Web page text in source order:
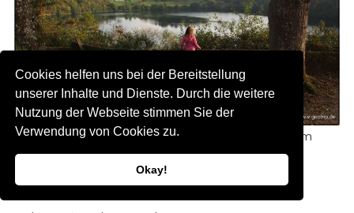
Cookies helfen uns bei der Bereitstellung
unserer Inhalte und Dienste. Durch die weitere
Nutzung der Webseite stimmen Sie der
Verwendung von Cookies zu.
Okay!
Der Kreis schließt sich – wir sind wieder am
Weinfelder Maar